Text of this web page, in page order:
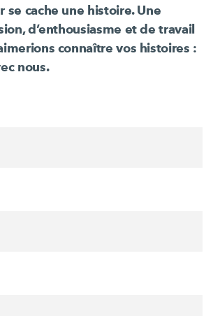
se cache une histoire. Une
d’enthousiasme et de travail
connaître vos histoires :
nous.